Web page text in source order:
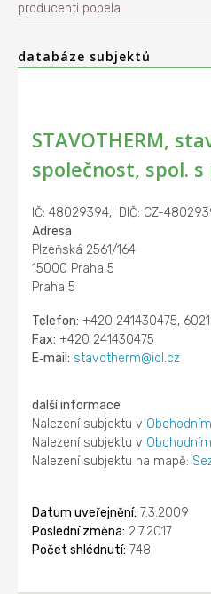
producenti popela
databáze subjektů
STAVOTHERM,
společnost, spol. s
IČ: 48029394, DIČ: CZ-
Adresa
Plzeňská 2561/164
15000 Praha 5
Praha 5
Telefon: +420 241430475,
Fax: +420 241430475
E‑mail: stavotherm@iol.cz
další informace
Nalezení subjektu v
Nalezení subjektu v
Nalezení subjektu na mapě:
Datum uveřejnění: 7.3.2009
Poslední změna: 2.7.2017
Počet shlédnutí: 748